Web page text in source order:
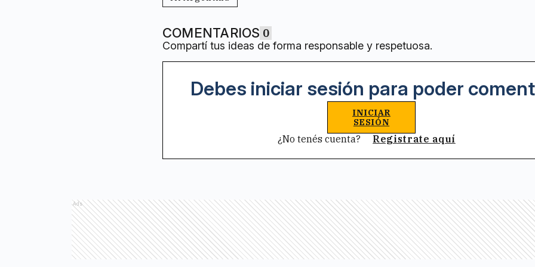
COMENTARIOS 0
Compartí tus ideas de forma responsable y respetuosa.
Debes iniciar sesión para poder
INICIAR
SESIÓN
¿No tenés cuenta? Registrate aquí
Ads